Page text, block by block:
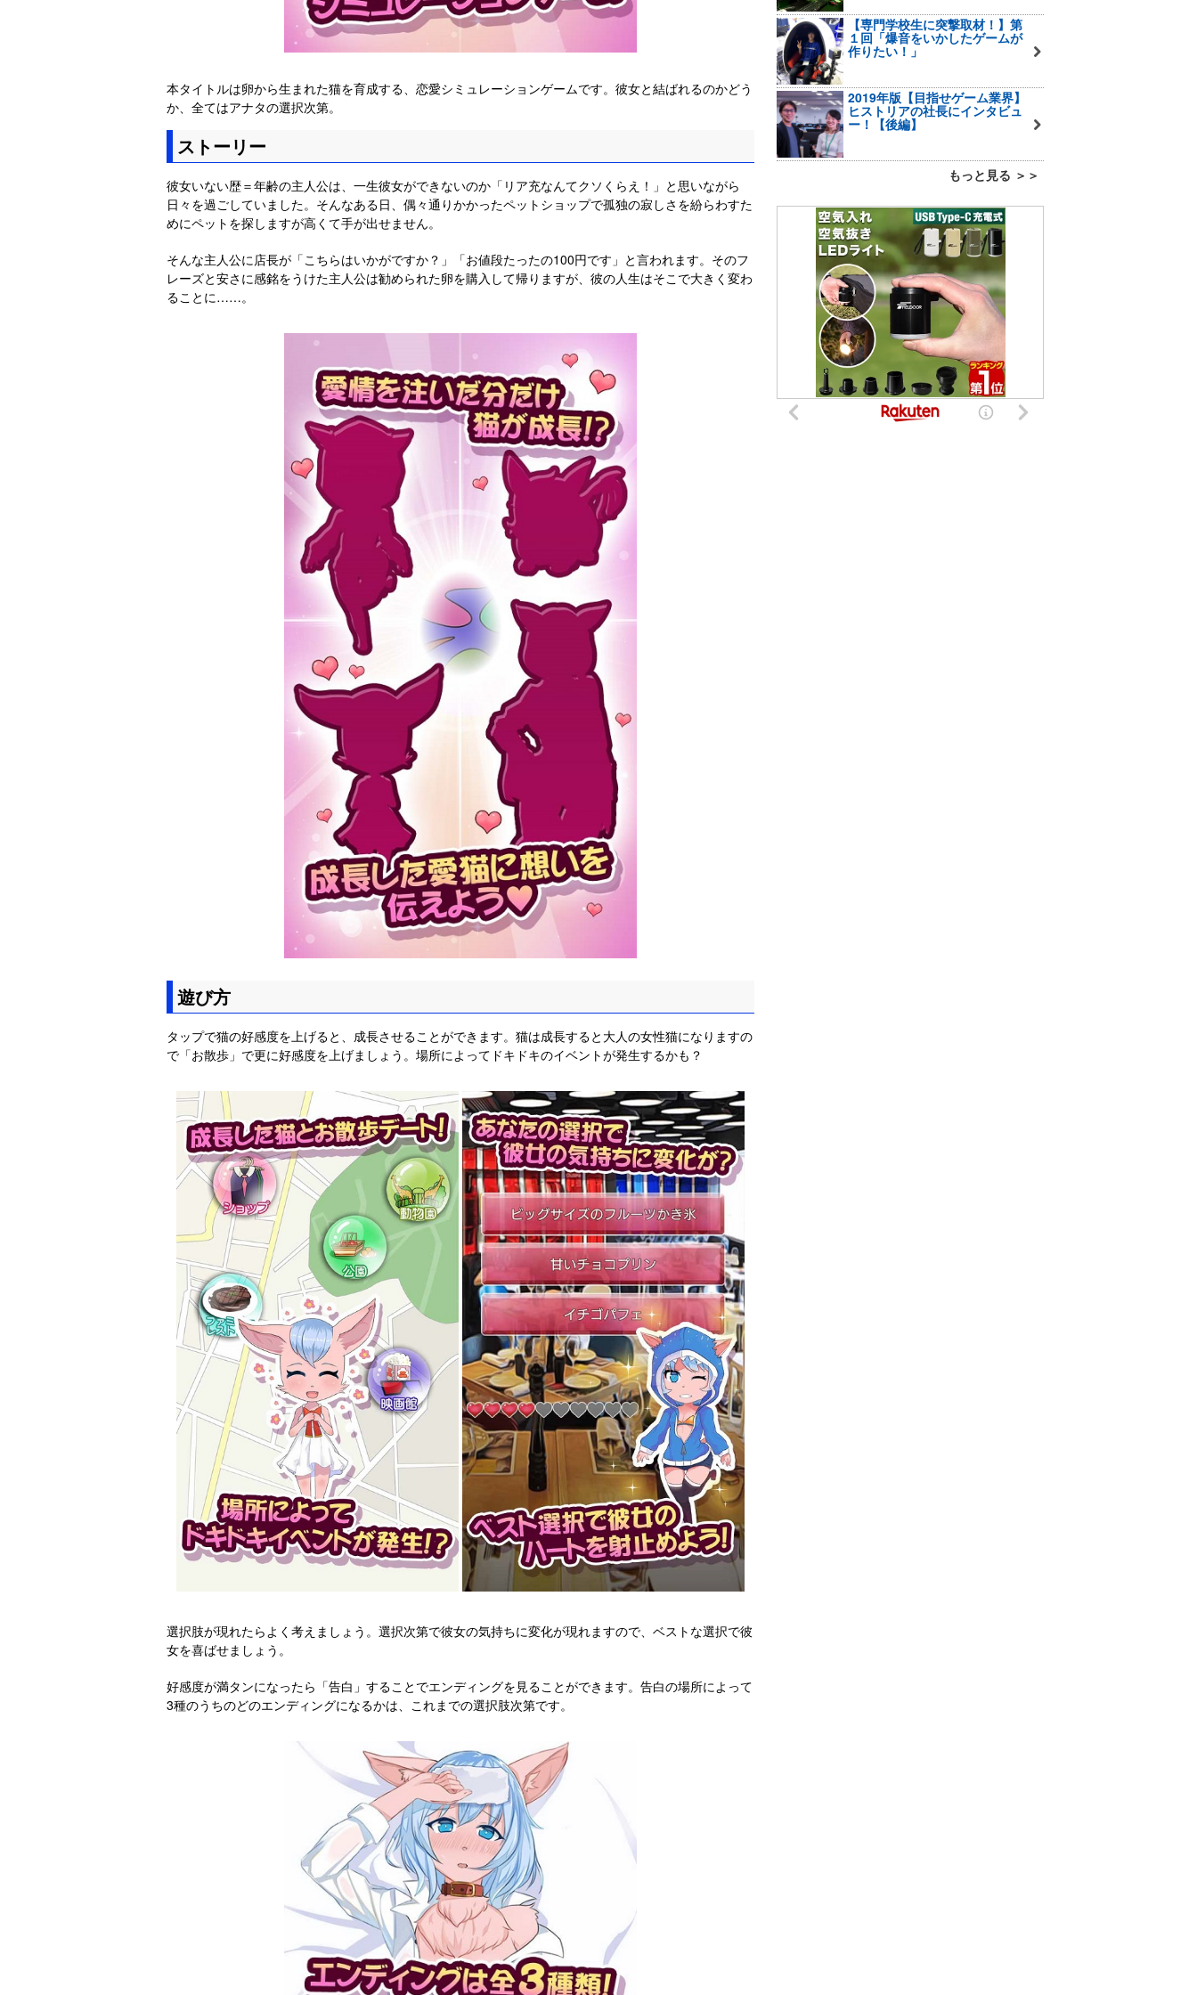
本タイトルは卵から生まれた猫を育成する、恋愛シミュレーションゲームです。彼女と結ばれるのかどう
か、全てはアナタの選択次第。
ストーリー
彼女いない歴＝年齢の主人公は、一生彼女ができないのか「リア充なんてクソくらえ！」と思いながら
日々を過ごしていました。そんなある日、偶々通りかかったペットショップで孤独の寂しさを紛らわすた
めにペットを探しますが高くて手が出せません。
そんな主人公に店長が「こちらはいかがですか？」「お値段たったの100円です」と言われます。そのフ
レーズと安さに感銘をうけた主人公は勧められた卵を購入して帰りますが、彼の人生はそこで大きく変わ
ることに……。
遊び方
タップで猫の好感度を上げると、成長させることができます。猫は成長すると大人の女性猫になりますの
で「お散歩」で更に好感度を上げましょう。場所によってドキドキのイベントが発生するかも？
選択肢が現れたらよく考えましょう。選択次第で彼女の気持ちに変化が現れますので、ベストな選択で彼
女を喜ばせましょう。
好感度が満タンになったら「告白」することでエンディングを見ることができます。告白の場所によって
3種のうちのどのエンディングになるかは、これまでの選択肢次第です。
【専門学校生に突撃取材！】第
１回「爆音をいかしたゲームが
作りたい！」
2019年版【目指せゲーム業界】
ヒストリアの社長にインタビュ
ー！【後編】
もっと見る ＞＞